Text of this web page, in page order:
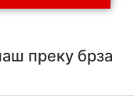
преку брза